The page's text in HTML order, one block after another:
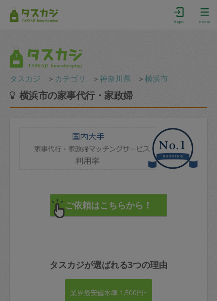
login menu
タスカジ ＞ カテゴリ ＞神奈川県 ＞横浜市
横浜市の家事代行・家政婦
タスカジが選ばれる3つの理由
業界最安値水準 1,500円~